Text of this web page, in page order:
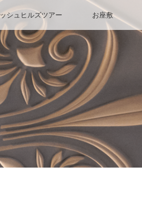
シュヒルズツアー お座敷